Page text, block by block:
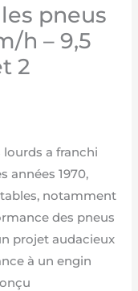
pneus
h – 9,5
2
a franchi
années 1970,
notamment
des pneus
projet audacieux
à un engin